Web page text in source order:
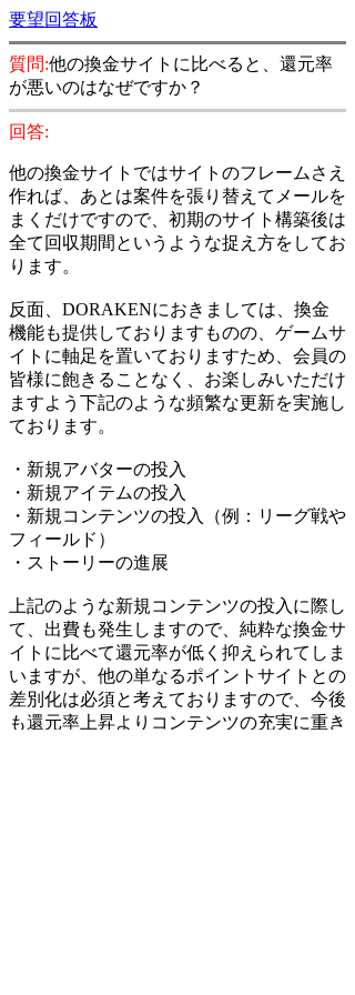
要望回答板
質問:他の換金サイトに比べると、還元率
が悪いのはなぜですか？
回答:
他の換金サイトではサイトのフレームさえ
作れば、あとは案件を張り替えてメールを
まくだけですので、初期のサイト構築後は
全て回収期間というような捉え方をしてお
ります。
反面、DORAKENにおきましては、換金
機能も提供しておりますものの、ゲームサ
イトに軸足を置いておりますため、会員の
皆様に飽きることなく、お楽しみいただけ
ますよう下記のような頻繁な更新を実施し
ております。
・新規アバターの投入
・新規アイテムの投入
・新規コンテンツの投入（例：リーグ戦や
フィールド）
・ストーリーの進展
上記のような新規コンテンツの投入に際し
て、出費も発生しますので、純粋な換金サ
イトに比べて還元率が低く抑えられてしま
いますが、他の単なるポイントサイトとの
差別化は必須と考えておりますので、今後
も還元率上昇よりコンテンツの充実に重き